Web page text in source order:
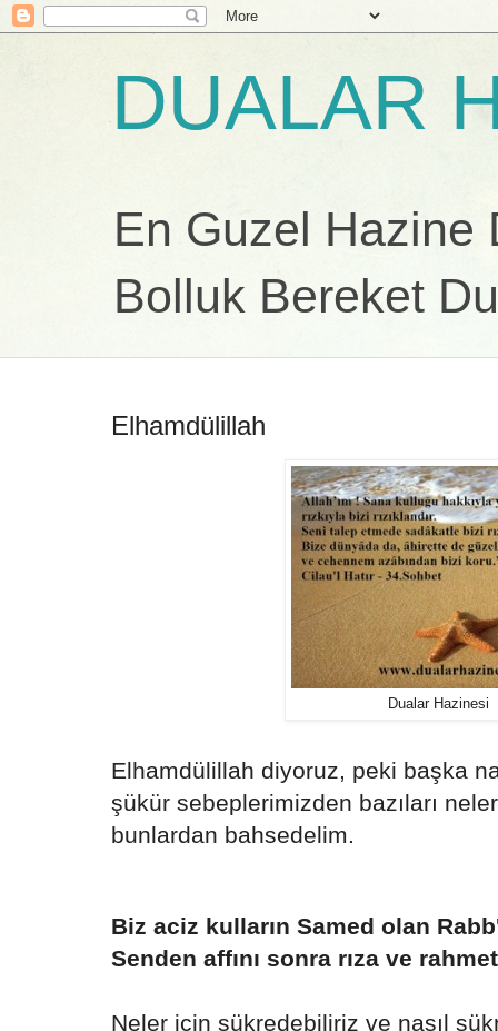
DUALAR
En Guzel Hazine
Bolluk Bereket
Elhamdülillah
Dualar Hazinesi
Elhamdülillah diyoruz, peki başka
şükür sebeplerimizden bazıları
bunlardan bahsedelim.
Biz aciz kulların Samed olan
Senden affını sonra rıza ve
Neler için şükredebiliriz ve nasıl